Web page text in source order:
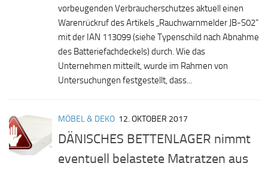
vorbeugenden Verbraucherschutzes aktuell einen
Warenrückruf des Artikels „Rauchwarnmelder JB-S02“
mit der IAN 113099 (siehe Typenschild nach Abnahme
des Batteriefachdeckels) durch. Wie das
Unternehmen mitteilt, wurde im Rahmen von
Untersuchungen festgestellt, dass...
MÖBEL & DEKO 12. OKTOBER 2017
DÄNISCHES BETTENLAGER nimmt
eventuell belastete Matratzen aus